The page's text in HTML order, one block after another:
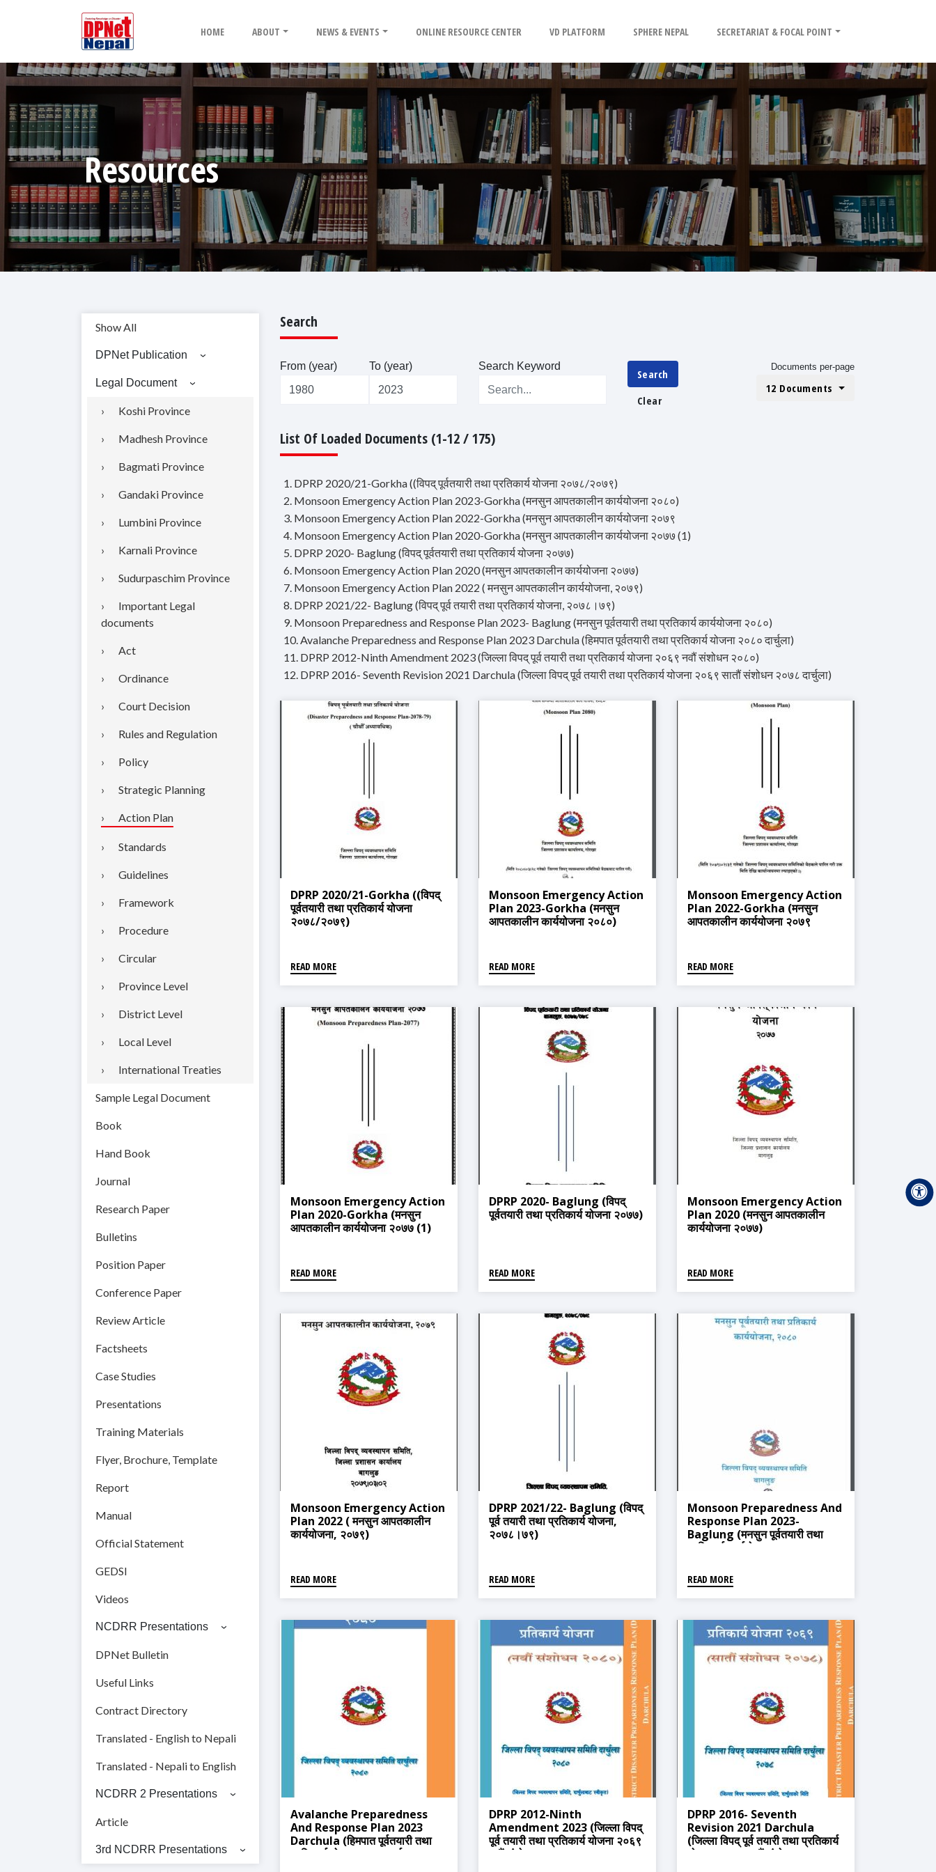
HOME ABOUT NEWS & EVENTS ONLINE RESOURCE CENTER VD PLATFORM SPHERE NEPAL SECRETARIAT & FOCAL POINT
Resources
Show All
DPNet Publication
Legal Document
Koshi Province
Madhesh Province
Bagmati Province
Gandaki Province
Lumbini Province
Karnali Province
Sudurpaschim Province
Important Legal
documents
Act
Ordinance
Court Decision
Rules and Regulation
Policy
Strategic Planning
Action Plan
Standards
Guidelines
Framework
Procedure
Circular
Province Level
District Level
Local Level
International Treaties
Sample Legal Document
Book
Hand Book
Journal
Research Paper
Bulletins
Position Paper
Conference Paper
Review Article
Factsheets
Case Studies
Presentations
Training Materials
Flyer, Brochure, Template
Report
Manual
Official Statement
GEDSI
Videos
NCDRR Presentations
DPNet Bulletin
Useful Links
Contract Directory
Translated - English to Nepali
Translated - Nepali to English
NCDRR 2 Presentations
Article
3rd NCDRR Presentations
Search
From (year) To (year) Search Keyword
Search
Clear
Documents per-page
12 Documents
List Of Loaded Documents (1-12 / 175)
1. DPRP 2020/21-Gorkha ((विपद् पूर्वतयारी तथा प्रतिकार्य योजना २०७८/२०७९)
2. Monsoon Emergency Action Plan 2023-Gorkha (मनसुन आपतकालीन कार्ययोजना २०८०)
3. Monsoon Emergency Action Plan 2022-Gorkha (मनसुन आपतकालीन कार्ययोजना २०७९
4. Monsoon Emergency Action Plan 2020-Gorkha (मनसुन आपतकालीन कार्ययोजना २०७७ (1)
5. DPRP 2020- Baglung (विपद् पूर्वतयारी तथा प्रतिकार्य योजना २०७७)
6. Monsoon Emergency Action Plan 2020 (मनसुन आपतकालीन कार्ययोजना २०७७)
7. Monsoon Emergency Action Plan 2022 ( मनसुन आपतकालीन कार्ययोजना, २०७९)
8. DPRP 2021/22- Baglung (विपद् पूर्व तयारी तथा प्रतिकार्य योजना, २०७८।७९)
9. Monsoon Preparedness and Response Plan 2023- Baglung (मनसुन पूर्वतयारी तथा प्रतिकार्य कार्ययोजना २०८०)
10. Avalanche Preparedness and Response Plan 2023 Darchula (हिमपात पूर्वतयारी तथा प्रतिकार्य योजना २०८० दार्चुला)
11. DPRP 2012-Ninth Amendment 2023 (जिल्ला विपद् पूर्व तयारी तथा प्रतिकार्य योजना २०६९ नवौं संशोधन २०८०)
12. DPRP 2016- Seventh Revision 2021 Darchula (जिल्ला विपद् पूर्व तयारी तथा प्रतिकार्य योजना २०६९ सातौं संशोधन २०७८ दार्चुला)
DPRP 2020/21-Gorkha ((विपद्
पूर्वतयारी तथा प्रतिकार्य योजना
२०७८/२०७९)
READ MORE
Monsoon Emergency Action
Plan 2023-Gorkha (मनसुन
आपतकालीन कार्ययोजना २०८०)
READ MORE
Monsoon Emergency Action
Plan 2022-Gorkha (मनसुन
आपतकालीन कार्ययोजना २०७९
READ MORE
Monsoon Emergency Action
Plan 2020-Gorkha (मनसुन
आपतकालीन कार्ययोजना २०७७ (1)
READ MORE
DPRP 2020- Baglung (विपद्
पूर्वतयारी तथा प्रतिकार्य योजना २०७७)
READ MORE
Monsoon Emergency Action
Plan 2020 (मनसुन आपतकालीन
कार्ययोजना २०७७)
READ MORE
Monsoon Emergency Action
Plan 2022 ( मनसुन आपतकालीन
कार्ययोजना, २०७९)
READ MORE
DPRP 2021/22- Baglung (विपद्
पूर्व तयारी तथा प्रतिकार्य योजना,
२०७८।७९)
READ MORE
Monsoon Preparedness And
Response Plan 2023-
Baglung (मनसुन पूर्वतयारी तथा
प्रतिकार्य कार्ययोजना २०८०)
READ MORE
Avalanche Preparedness
And Response Plan 2023
Darchula (हिमपात पूर्वतयारी तथा
प्रतिकार्य योजना २०८० दार्चुला)
DPRP 2012-Ninth
Amendment 2023 (जिल्ला विपद्
पूर्व तयारी तथा प्रतिकार्य योजना २०६९
नवौं संशोधन २०८०)
DPRP 2016- Seventh
Revision 2021 Darchula
(जिल्ला विपद् पूर्व तयारी तथा प्रतिकार्य
योजना २०६९ सातौं संशोधन २०७८